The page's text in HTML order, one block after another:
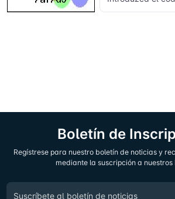
Boletín de
Regístrese para nuestro boletín de noticias y
mediante la suscripción a nuestros